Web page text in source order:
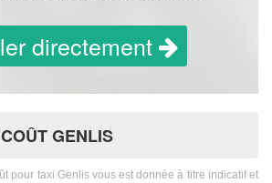
directement
GENLIS
pour taxi Genlis vous est donnée à titre indicatif et